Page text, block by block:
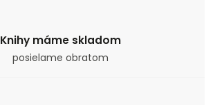
Knihy máme skladom
posielame obratom